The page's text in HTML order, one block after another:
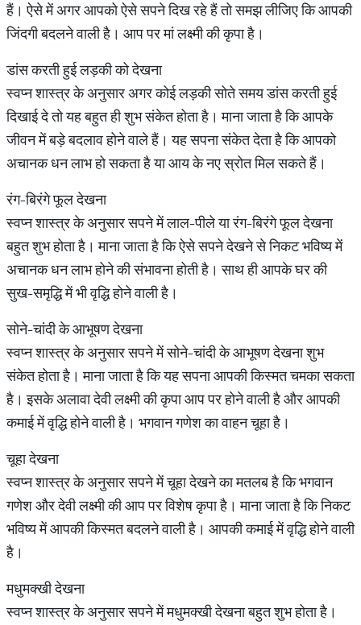
हैं। ऐसे में अगर आपको ऐसे सपने दिख रहे हैं तो समझ लीजिए कि आपकी
जिंदगी बदलने वाली है। आप पर मां लक्ष्मी की कृपा है।
डांस करती हुई लड़की को देखना
स्वप्न शास्त्र के अनुसार अगर कोई लड़की सोते समय डांस करती हुई
दिखाई दे तो यह बहुत ही शुभ संकेत होता है। माना जाता है कि आपके
जीवन में बड़े बदलाव होने वाले हैं। यह सपना संकेत देता है कि आपको
अचानक धन लाभ हो सकता है या आय के नए स्रोत मिल सकते हैं।
रंग-बिरंगे फूल देखना
स्वप्न शास्त्र के अनुसार सपने में लाल-पीले या रंग-बिरंगे फूल देखना
बहुत शुभ होता है। माना जाता है कि ऐसे सपने देखने से निकट भविष्य में
अचानक धन लाभ होने की संभावना होती है। साथ ही आपके घर की
सुख-समृद्धि में भी वृद्धि होने वाली है।
सोने-चांदी के आभूषण देखना
स्वप्न शास्त्र के अनुसार सपने में सोने-चांदी के आभूषण देखना शुभ
संकेत होता है। माना जाता है कि यह सपना आपकी किस्मत चमका सकता
है। इसके अलावा देवी लक्ष्मी की कृपा आप पर होने वाली है और आपकी
कमाई में वृद्धि होने वाली है। भगवान गणेश का वाहन चूहा है।
चूहा देखना
स्वप्न शास्त्र के अनुसार सपने में चूहा देखने का मतलब है कि भगवान
गणेश और देवी लक्ष्मी की आप पर विशेष कृपा है। माना जाता है कि निकट
भविष्य में आपकी किस्मत बदलने वाली है। आपकी कमाई में वृद्धि होने वाली
है।
मधुमक्खी देखना
स्वप्न शास्त्र के अनुसार सपने में मधुमक्खी देखना बहुत शुभ होता है।